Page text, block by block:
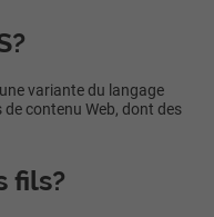
variante du langage
contenu Web, dont des
fils?